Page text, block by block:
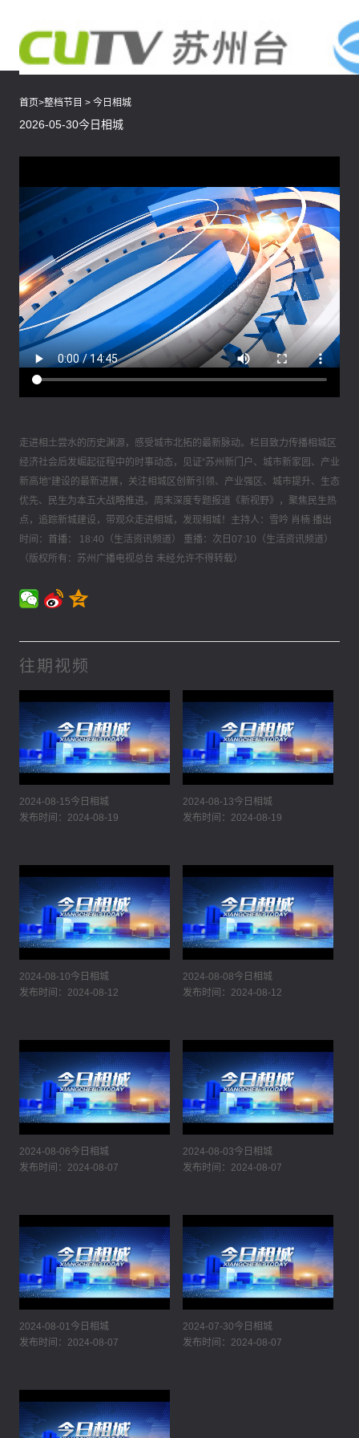
首页>整档节目 > 今日相城
2026-05-30今日相城
走进相土尝水的历史渊源，感受城市北拓的最新脉动。栏目致力传播相城区
经济社会后发崛起征程中的时事动态，见证“苏州新门户、城市新家园、产业
新高地”建设的最新进展，关注相城区创新引领、产业强区、城市提升、生态
优先、民生为本五大战略推进。周末深度专题报道《新视野》，聚焦民生热
点，追踪新城建设，带观众走进相城，发现相城！主持人：雪吟 肖楠 播出
时间：首播： 18:40（生活资讯频道） 重播：次日07:10（生活资讯频道）
（版权所有：苏州广播电视总台 未经允许不得转载）
往期视频
2024-08-15今日相城
发布时间：2024-08-19
2024-08-13今日相城
发布时间：2024-08-19
2024-08-10今日相城
发布时间：2024-08-12
2024-08-08今日相城
发布时间：2024-08-12
2024-08-06今日相城
发布时间：2024-08-07
2024-08-03今日相城
发布时间：2024-08-07
2024-08-01今日相城
发布时间：2024-08-07
2024-07-30今日相城
发布时间：2024-08-07